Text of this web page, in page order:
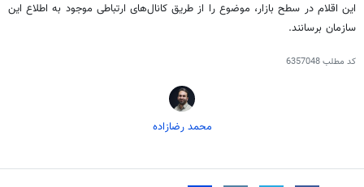
این اقلام در سطح بازار، موضوع را از طریق کانال‌های ارتباطی موجود به اطلاع این
سازمان برسانند.
کد مطلب6357048
محمد رضازاده